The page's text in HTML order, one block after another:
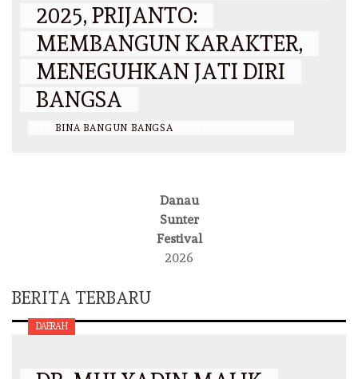
2025, PRIJANTO:
MEMBANGUN KARAKTER,
MENEGUHKAN JATI DIRI
BANGSA
BINA BANGUN BANGSA
Danau
Sunter
Festival
2026
BERITA TERBARU
DAERAH